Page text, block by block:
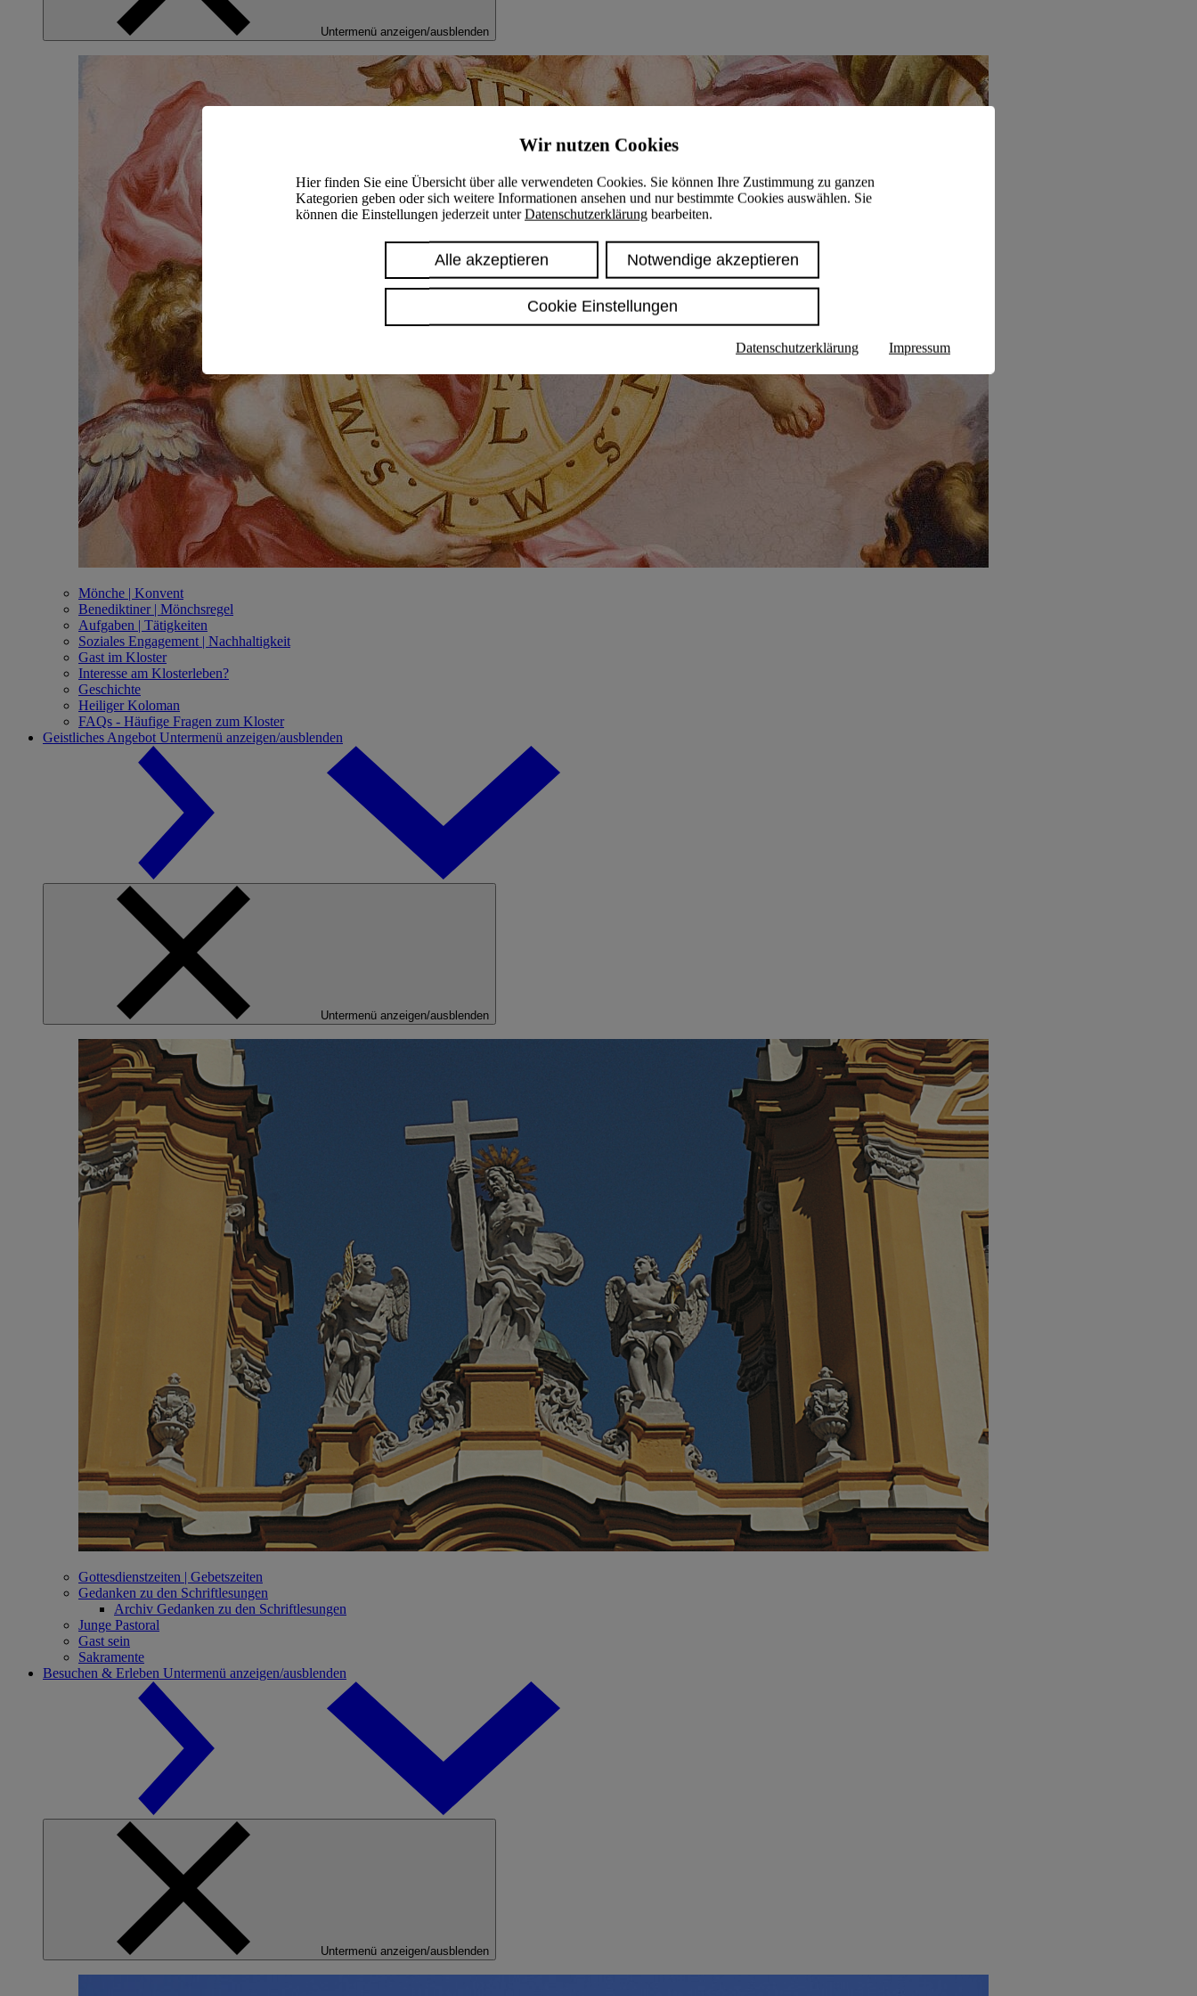
Wir nutzen Cookies
Hier finden Sie eine Übersicht über alle verwendeten Cookies. Sie können Ihre Zustimmung zu ganzen
Kategorien geben oder sich weitere Informationen ansehen und nur bestimmte Cookies auswählen. Sie
können die Einstellungen jederzeit unterDatenschutzerklärung bearbeiten.
Alle akzeptieren Notwendige akzeptieren
Cookie Einstellungen
Datenschutzerklärung Impressum
Untermenü anzeigen/ausblenden
Mönche | Konvent
Benediktiner | Mönchsregel
Aufgaben | Tätigkeiten
Soziales Engagement | Nachhaltigkeit
Gast im Kloster
Interesse am Klosterleben?
Geschichte
Heiliger Koloman
FAQs - Häufige Fragen zum Kloster
Geistliches Angebot Untermenü anzeigen/ausblenden
Untermenü anzeigen/ausblenden
Gottesdienstzeiten | Gebetszeiten
Gedanken zu den Schriftlesungen
Archiv Gedanken zu den Schriftlesungen
Junge Pastoral
Gast sein
Sakramente
Besuchen & Erleben Untermenü anzeigen/ausblenden
Untermenü anzeigen/ausblenden